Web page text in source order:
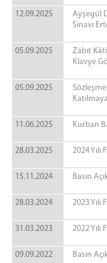
12.09.2025
Ayşegül
Sınavı
05.09.2025
Zabıt
Klavye
05.09.2025
11.06.2025 Kurban
28.03.2025 2024 Yılı
15.11.2024 Basın
28.03.2024 2023 Yılı
31.03.2023 2022 Yılı
09.09.2022 Basın